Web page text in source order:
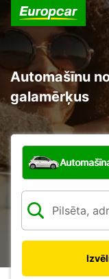
Automašīnu
galamērķus
Kāda veida